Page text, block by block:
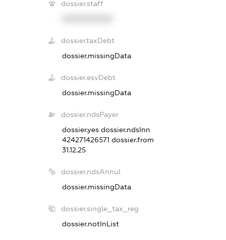
dossier.staff
dossier.taxDebt
dossier.missingData
dossier.esvDebt
dossier.missingData
dossier.ndsPayer
dossier.yes dossier.ndsInn
424271426571 dossier.from
31.12.25
dossier.ndsAnnul
dossier.missingData
dossier.single_tax_reg
dossier.notInList